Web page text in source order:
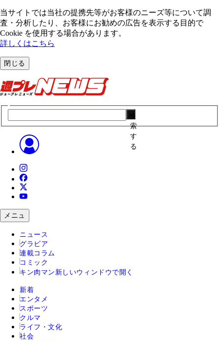
当サイトでは当社の提携先等がお客様のニーズ等について調
査・分析したり、お客様にお勧めの広告を表⽰する⽬的で
Cookie を使⽤する場合があります。
詳しくはこちら
閉じる
索
す
る
メニュ
ニュース
グラビア
連載コラム
コミック
キン肉マン 新しいウィンドウで開く
新着
エンタメ
スポーツ
クルマ
ライフ・文化
社会